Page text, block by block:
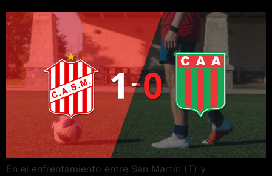
En el enfrentamiento entre San Martín (T) y